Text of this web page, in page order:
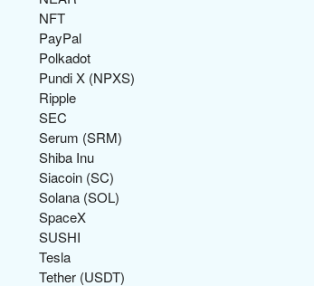
NFT
PayPal
Polkadot
Pundi X (NPXS)
Ripple
SEC
Serum (SRM)
Shiba Inu
Siacoin (SC)
Solana (SOL)
SpaceX
SUSHI
Tesla
Tether (USDT)